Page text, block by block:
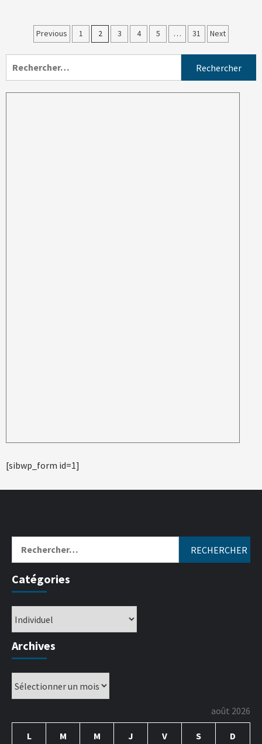
Previous 1 2 3 4 5 … 31 Next
[sibwp_form id=1]
Catégories
Archives
août 2026
L M M J V S D